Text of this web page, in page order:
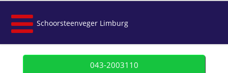
Schoorsteenveger Limburg
043-2003110